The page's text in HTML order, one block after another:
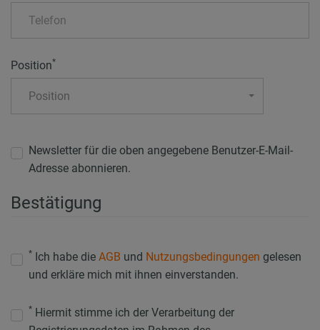
Position*
Position
Newsletter für die oben angegebene Benutzer-E-Mail-
Adresse abonnieren.
Bestätigung
* Ich habe die AGB und Nutzungsbedingungen gelesen
und erkläre mich mit ihnen einverstanden.
*